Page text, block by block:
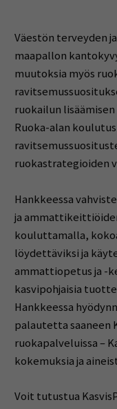
Väestön terveyden
maapallon
muutoksia myös
ruokailun
Ruoka-alan
ruokastrategioiden
Hankkeessa
ja
kouluttamalla,
löydettäviksi ja
ammattiopetus ja -
kasvipohjaisia
Hankkeessa
palautetta saaneen
ruokapalveluissa –
kokemuksia ja
Voit tutustua